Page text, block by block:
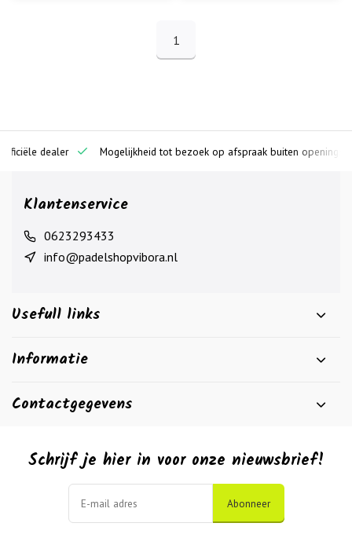
1
dealer Mogelijkheid tot bezoek op afspraak buiten openingstijden
Klantenservice
0623293433
info@padelshopvibora.nl
Usefull links
Informatie
Contactgegevens
Schrijf je hier in voor onze nieuwsbrief!
Abonneer